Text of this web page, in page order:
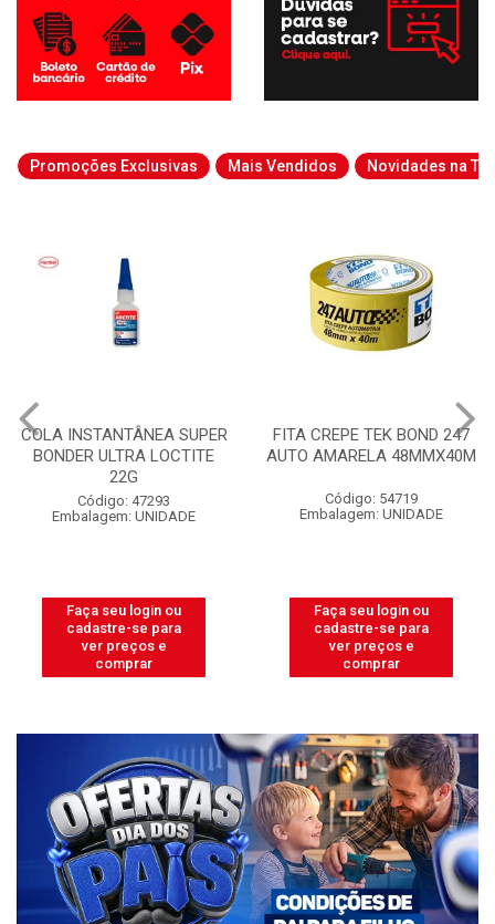
Promoções Exclusivas Mais Vendidos Novidades na
FITA CREPE TEK BOND 247
AUTO AMARELA 48MMX40M
Código: 54719
Embalagem: UNIDADE
Faça seu login ou
cadastre-se para
ver preços e
comprar
ELETRODUTO CORRUGADO
PLASNETAL 1/2 AMARELO
Código: 32596
Embalagem: ROLO
Faça seu login ou
cadastre-se para
ver preços e
comprar